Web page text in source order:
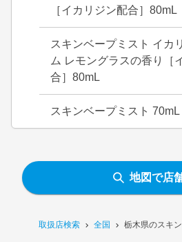
取扱店検索 全国 栃木県のスキ
［イカリジン配合］80mL
スキンベープミスト イカ
ム レモングラスの香り［
合］80mL
スキンベープミスト 70mL
地図で店